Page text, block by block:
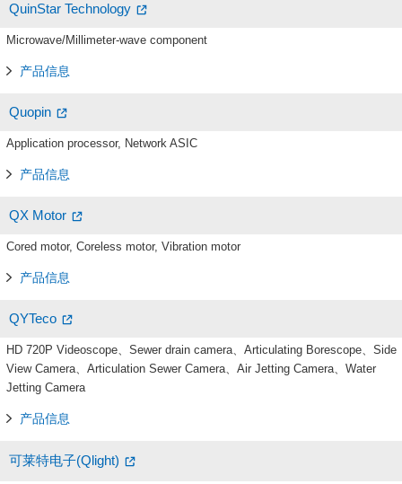
QuinStar Technology
Microwave/Millimeter-wave component
产品信息
Quopin
Application processor, Network ASIC
产品信息
QX Motor
Cored motor, Coreless motor, Vibration motor
产品信息
QYTeco
HD 720P Videoscope、Sewer drain camera、Articulating Borescope、Side
View Camera、Articulation Sewer Camera、Air Jetting Camera、Water
Jetting Camera
产品信息
可莱特电子(Qlight)